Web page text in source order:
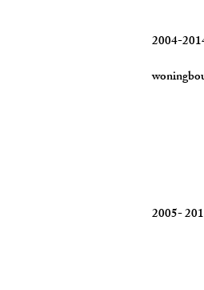
2004-
en
2005-